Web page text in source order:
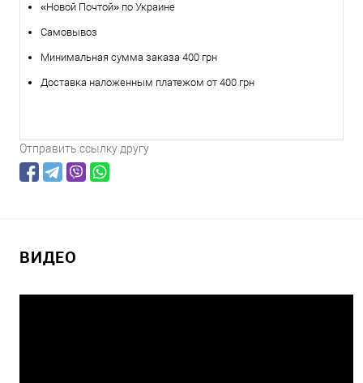
«Новой Почтой» по Украине
Самовывоз
Минимальная сумма заказа 400 грн
Доставка наложенным платежом от 400 грн
Отправить ссылку другу
ВИДЕО